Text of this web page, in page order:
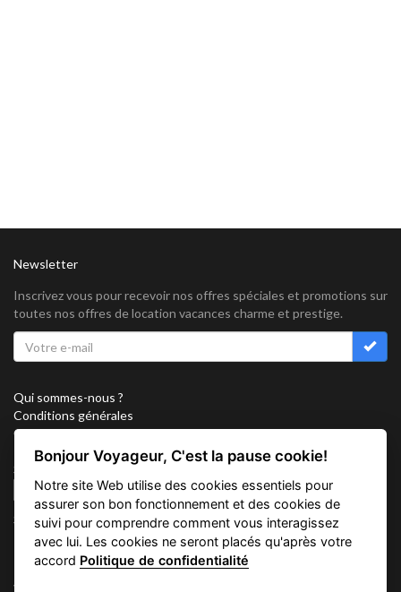
Newsletter
Inscrivez vous pour recevoir nos offres spéciales et promotions sur
toutes nos offres de location vacances charme et prestige.
Qui sommes-nous ?
Conditions générales
Confidentialité
Partenariat
Sitemap
Cookies
Suivez nous sur
Bonjour Voyageur, C'est la pause cookie!
Notre site Web utilise des cookies essentiels pour
assurer son bon fonctionnement et des cookies de
suivi pour comprendre comment vous interagissez
avec lui. Les cookies ne seront placés qu'après votre
accord Politique de confidentialité